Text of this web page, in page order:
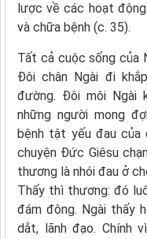
lược về các hoạt
và chữa bệnh (c. 35).
Tất cả cuộc sống của
Đôi chân Ngài đi
đường. Đôi môi Ngài
những người mong
bệnh tật yếu đau của
chuyện Đức Giêsu
thương là nhói đau ở
Thấy thì thương: đó
đám đông. Ngài thấy
dắt, lãnh đạo. Chính